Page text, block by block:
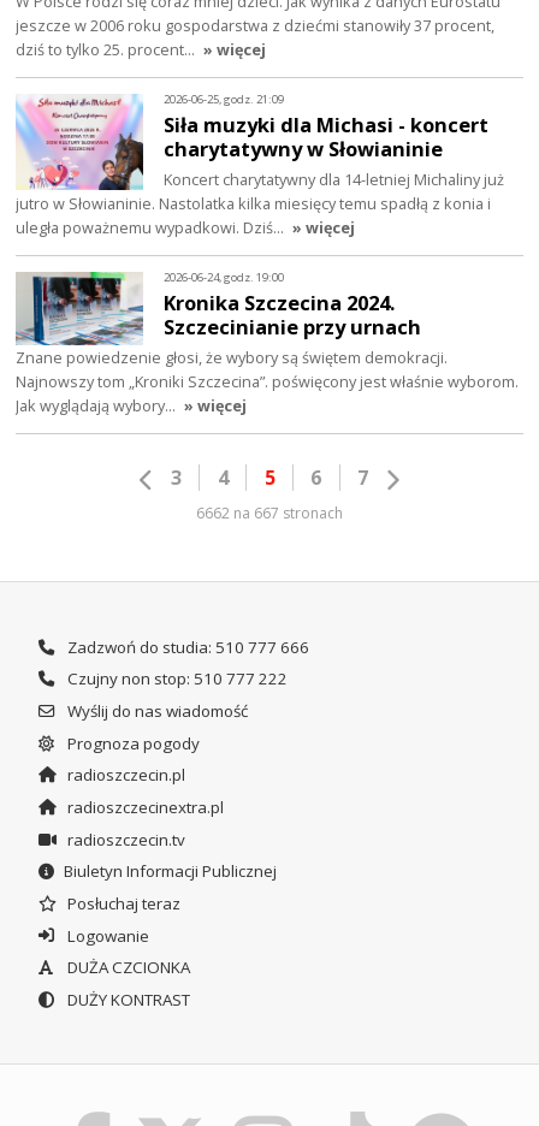
jeszcze w 2006 roku gospodarstwa z dziećmi stanowiły 37 procent,
dziś to tylko 25. procent… » więcej
2026-06-25, godz. 21:09
Siła muzyki dla Michasi - koncert
charytatywny w Słowianinie
Koncert charytatywny dla 14-letniej Michaliny już
jutro w Słowianinie. Nastolatka kilka miesięcy temu spadłą z konia i
uległa poważnemu wypadkowi. Dziś… » więcej
2026-06-24, godz. 19:00
Kronika Szczecina 2024.
Szczecinianie przy urnach
Znane powiedzenie głosi, że wybory są świętem demokracji.
Najnowszy tom „Kroniki Szczecina”. poświęcony jest właśnie wyborom.
Jak wyglądają wybory… » więcej
3 4 5 6 7
6662 na 667 stronach
Zadzwoń do studia: 510 777 666
Czujny non stop: 510 777 222
Wyślij do nas wiadomość
Prognoza pogody
radioszczecin.pl
radioszczecinextra.pl
radioszczecin.tv
Biuletyn Informacji Publicznej
Posłuchaj teraz
Logowanie
DUŻA CZCIONKA
DUŻY KONTRAST